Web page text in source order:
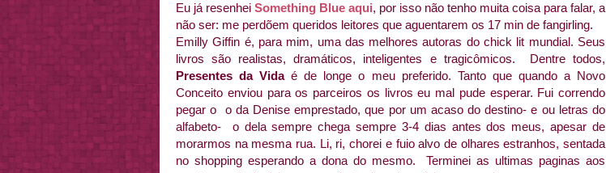
Eu já resenhei Something Blue aqui, por isso não tenho muita coisa para falar, a
não ser: me perdõem queridos leitores que aguentarem os 17 min de fangirling.
Emilly Giffin é, para mim, uma das melhores autoras do chick lit mundial. Seus
livros são realistas, dramáticos, inteligentes e tragicômicos. Dentre todos,
Presentes da Vidaé de longe o meu preferido. Tanto que quando a Novo
Conceito enviou para os parceiros os livros eu mal pude esperar. Fui correndo
pegar o o da Denise emprestado, que por um acaso do destino- e ou letras do
alfabeto- o dela sempre chega sempre 3-4 dias antes dos meus, apesar de
morarmos na mesma rua. Li, ri, chorei e fuio alvo de olhares estranhos, sentada
no shopping esperando a dona do mesmo. Terminei as ultimas paginas aos